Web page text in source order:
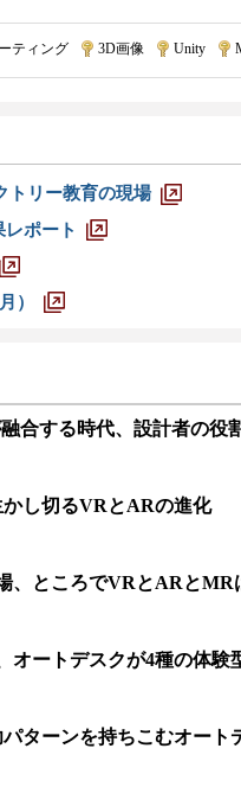
ティング 3D画像 Unity
トリー教育の現場
ポート
）
融合する時代、設計者の役
し切るVRとARの進化
、ところでVRとARとMR
オートデスクが4種の体験
ターンを持ちこむオート